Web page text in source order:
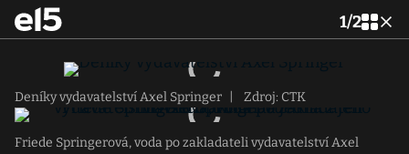
1/2
Deníky vydavatelství Axel Springer Zdroj: CTK
Friede Springerová, voda po zakladateli vydavatelství Axel